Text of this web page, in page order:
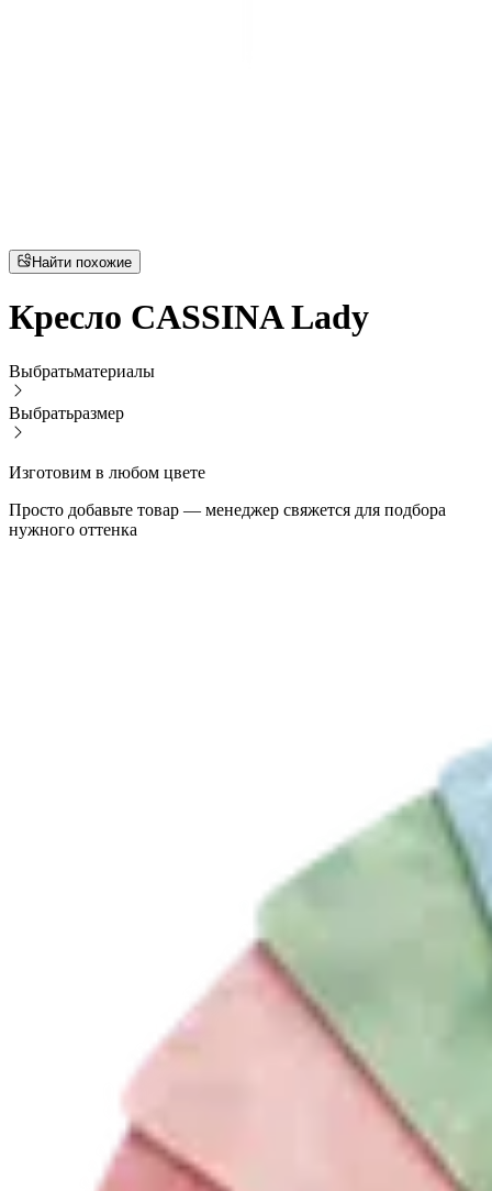
Найти похожие
Кресло CASSINA Lady
Выбратьматериалы
Выбратьразмер
Изготовим в любом цвете
Просто добавьте товар — менеджер свяжется для подбора
нужного оттенка